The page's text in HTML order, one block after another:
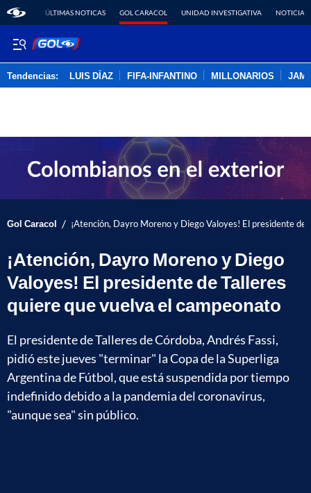
ÚLTIMAS NOTICAS GOL CARACOL UNIDAD INVESTIGATIVA NOTICIAS
Tendencias: LUIS DÍAZ FIFA-INFANTINO MILLONARIOS
Gol Caracol / ¡Atención, Dayro Moreno y Diego Valoyes! El presidente
¡Atención, Dayro Moreno y Diego
Valoyes! El presidente de Talleres
quiere que vuelva el campeonato
El presidente de Talleres de Córdoba, Andrés Fassi,
pidió este jueves "terminar" la Copa de la Superliga
Argentina de Fútbol, que está suspendida por tiempo
indefinido debido a la pandemia del coronavirus,
"aunque sea" sin público.